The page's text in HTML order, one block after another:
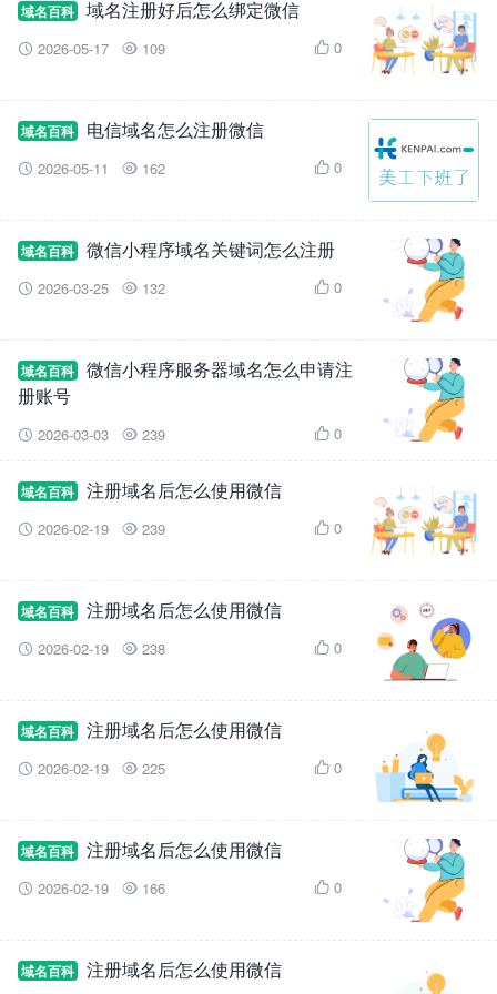
域名百科 域名注册好后怎么绑定微信
 2026-05-17  109  0
域名百科 电信域名怎么注册微信
 2026-05-11  162  0
域名百科 微信小程序域名关键词怎么注册
 2026-03-25  132  0
域名百科
微信小程序服务器域名怎么申请注
册账号
 2026-03-03  239  0
域名百科 注册域名后怎么使用微信
 2026-02-19  239  0
域名百科 注册域名后怎么使用微信
 2026-02-19  238  0
域名百科 注册域名后怎么使用微信
 2026-02-19  225  0
域名百科 注册域名后怎么使用微信
 2026-02-19  166  0
域名百科 注册域名后怎么使用微信